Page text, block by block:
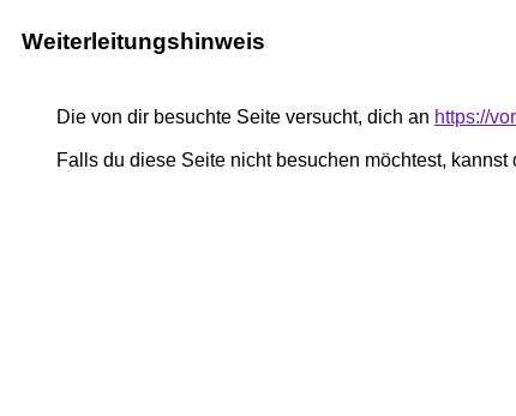
Weiterleitungshinweis
Die von dir besuchte Seite versucht, dich an https://
Falls du diese Seite nicht besuchen möchtest, kannst